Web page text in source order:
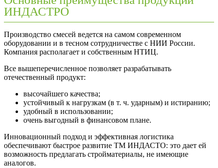
ИНДАСТРО
Производство смесей ведется на самом современном
оборудовании и в тесном сотрудничестве с НИИ России.
Компания располагает и собственным НТИЦ.
Все вышеперечисленное позволяет разрабатывать
отечественный продукт:
высочайшего качества;
устойчивый к нагрузкам (в т. ч. ударным) и истиранию;
удобный в использовании;
очень выгодный в финансовом плане.
Инновационный подход и эффективная логистика
обеспечивают быстрое развитие ТМ ИНДАСТО: это дает ей
возможность предлагать стройматериалы, не имеющие
аналогов.